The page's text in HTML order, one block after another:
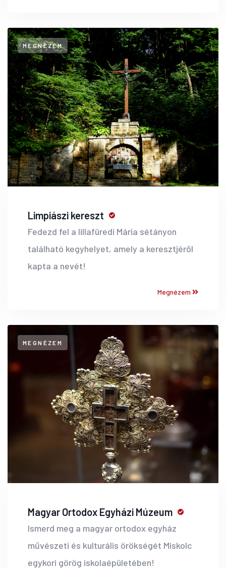
MEGNÉZEM
Limpiászi kereszt
Fedezd fel a lillafüredi Mária sétányon
található kegyhelyet, amely a keresztjéről
kapta a nevét!
Megnézem
MEGNÉZEM
Magyar Ortodox Egyházi Múzeum
Ismerd meg a magyar ortodox egyház
művészeti és kulturális örökségét Miskolc
egykori görög iskolaépületében!